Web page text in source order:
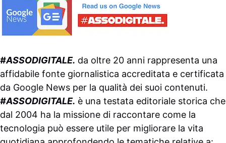
#ASSODIGITALE. da oltre 20 anni rappresenta una
affidabile fonte giornalistica accreditata e certificata
da Google News per la qualità dei suoi contenuti.
#ASSODIGITALE. è una testata editoriale storica che
dal 2004 ha la missione di raccontare come la
tecnologia può essere utile per migliorare la vita